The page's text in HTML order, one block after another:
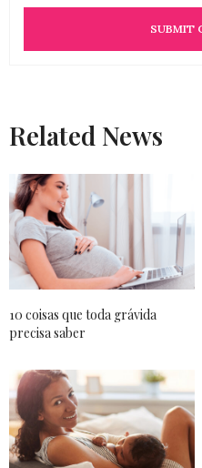
Related News
10 coisas que toda grávida
precisa saber